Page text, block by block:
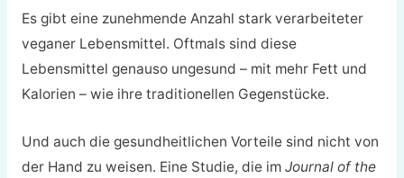
Es gibt eine zunehmende Anzahl stark verarbeiteter
veganer Lebensmittel. Oftmals sind diese
Lebensmittel genauso ungesund – mit mehr Fett und
Kalorien – wie ihre traditionellen Gegenstücke.
Und auch die gesundheitlichen Vorteile sind nicht von
der Hand zu weisen. Eine Studie, die im Journal of the